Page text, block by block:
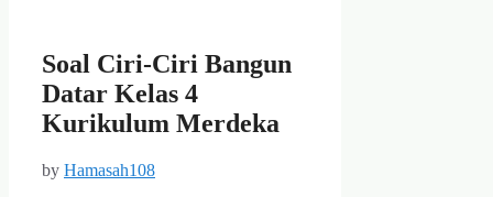
Soal Ciri-Ciri Bangun
Datar Kelas 4
Kurikulum Merdeka
by Hamasah108